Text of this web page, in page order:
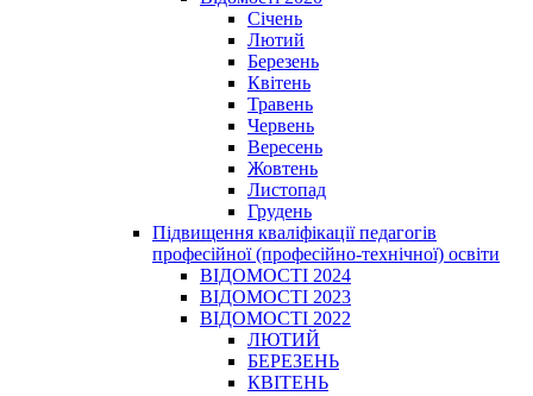
Січень
Лютий
Березень
Квітень
Травень
Червень
Вересень
Жовтень
Листопад
Грудень
Підвищення кваліфікації педагогів
професійної (професійно-технічної) освіти
ВІДОМОСТІ 2024
ВІДОМОСТІ 2023
ВІДОМОСТІ 2022
ЛЮТИЙ
БЕРЕЗЕНЬ
КВІТЕНЬ